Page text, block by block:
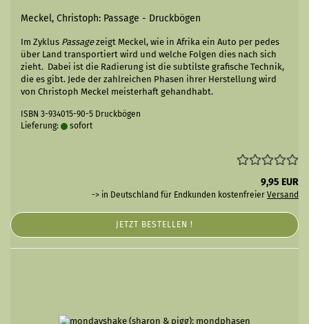
Meckel, Christoph: Passage - Druckbögen
Im Zyklus Passagezeigt Meckel, wie in Afrika ein Auto per pedes
über Land transportiert wird und welche Folgen dies nach sich
zieht. Dabei ist die Radierung ist die subtilste grafische Technik,
die es gibt. Jede der zahlreichen Phasen ihrer Herstellung wird
von Christoph Meckel meisterhaft gehandhabt.
ISBN 3-934015-90-5 Druckbögen
Lieferung:
sofort
9,95 EUR
-> in Deutschland für Endkunden kostenfreier Versand
JETZT BESTELLEN !